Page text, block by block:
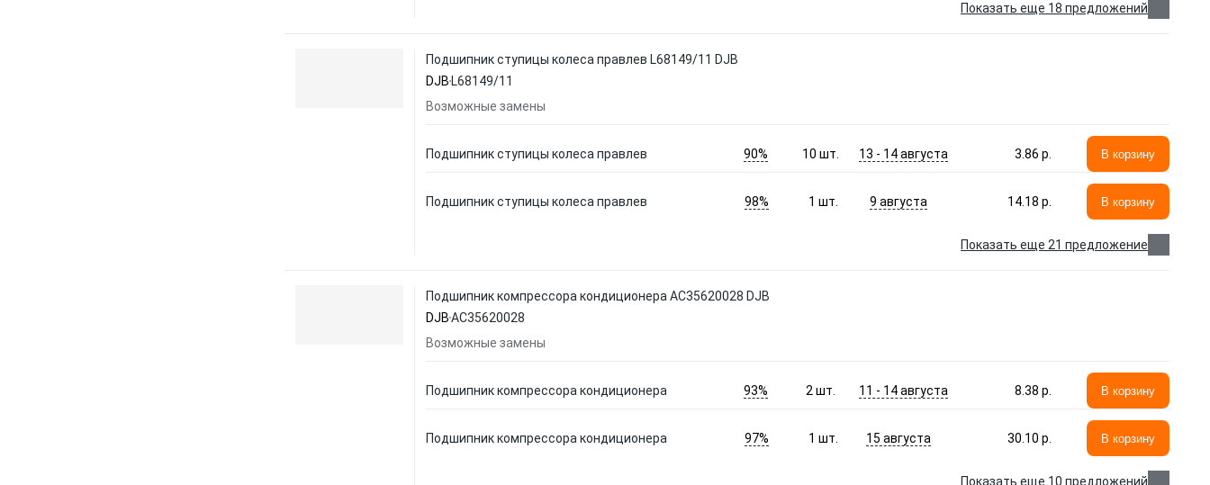
Показать еще 18 предложений
Подшипник ступицы колеса правлев L68149/11 DJB
DJB L68149/11
Возможные замены
Подшипник ступицы колеса правлев 90% 10 шт. 13 - 14 августа 3.86 p. В корзину
Подшипник ступицы колеса правлев 98% 1шт. 9 августа 14.18 p. В корзину
Показать еще 21 предложение
Подшипник компрессора кондиционера AC35620028 DJB
DJBAC35620028
Возможные замены
Подшипник компрессора кондиционера 93% 2 шт. 11 - 14 августа 8.38 p. В корзину
Подшипник компрессора кондиционера 97% 1шт. 15 августа 30.10 p. В корзину
Показать еще 10 предложений